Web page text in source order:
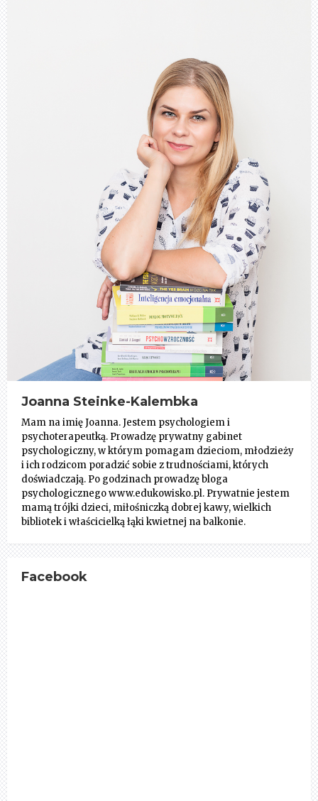
Joanna Steinke-Kalembka
Mam na imię Joanna. Jestem psychologiem i
psychoterapeutką. Prowadzę prywatny gabinet
psychologiczny, w którym pomagam dzieciom, młodzieży
i ich rodzicom poradzić sobie z trudnościami, których
doświadczają. Po godzinach prowadzę bloga
psychologicznego www.edukowisko.pl. Prywatnie jestem
mamą trójki dzieci, miłośniczką dobrej kawy, wielkich
bibliotek i właścicielką łąki kwietnej na balkonie.
Facebook